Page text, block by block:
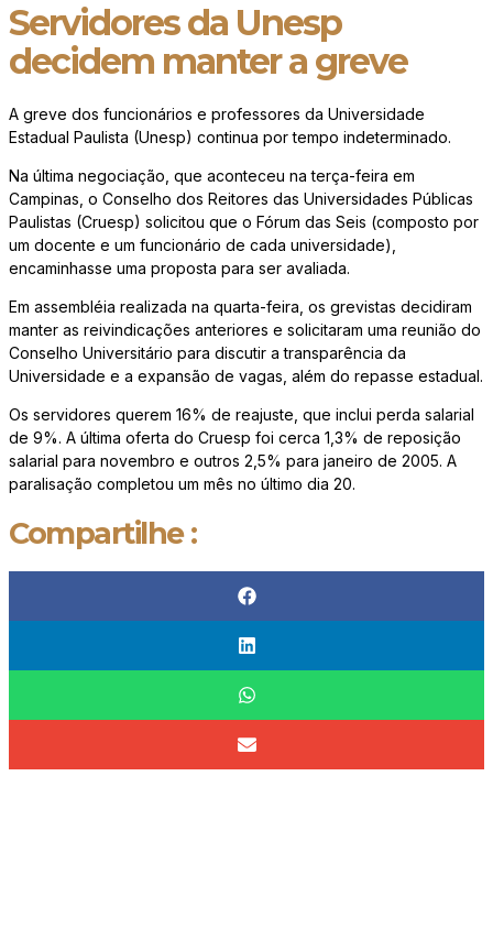
Servidores da Unesp
decidem manter a greve
A greve dos funcionários e professores da Universidade
Estadual Paulista (Unesp) continua por tempo indeterminado.
Na última negociação, que aconteceu na terça-feira em
Campinas, o Conselho dos Reitores das Universidades Públicas
Paulistas (Cruesp) solicitou que o Fórum das Seis (composto por
um docente e um funcionário de cada universidade),
encaminhasse uma proposta para ser avaliada.
Em assembléia realizada na quarta-feira, os grevistas decidiram
manter as reivindicações anteriores e solicitaram uma reunião do
Conselho Universitário para discutir a transparência da
Universidade e a expansão de vagas, além do repasse estadual.
Os servidores querem 16% de reajuste, que inclui perda salarial
de 9%. A última oferta do Cruesp foi cerca 1,3% de reposição
salarial para novembro e outros 2,5% para janeiro de 2005. A
paralisação completou um mês no último dia 20.
Compartilhe :